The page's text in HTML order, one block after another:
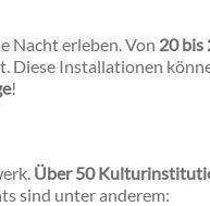
Nacht erleben. Von 20 bis
Diese Installationen
!
Über 50
sind unter anderem: